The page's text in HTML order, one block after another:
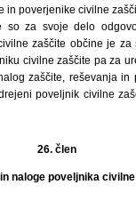
in poverjenike civilne
so za svoje delo
zaščite občine je za
civilne zaščite pa za
zaščite, reševanja in
poveljnik civilne
26. člen
naloge poveljnika